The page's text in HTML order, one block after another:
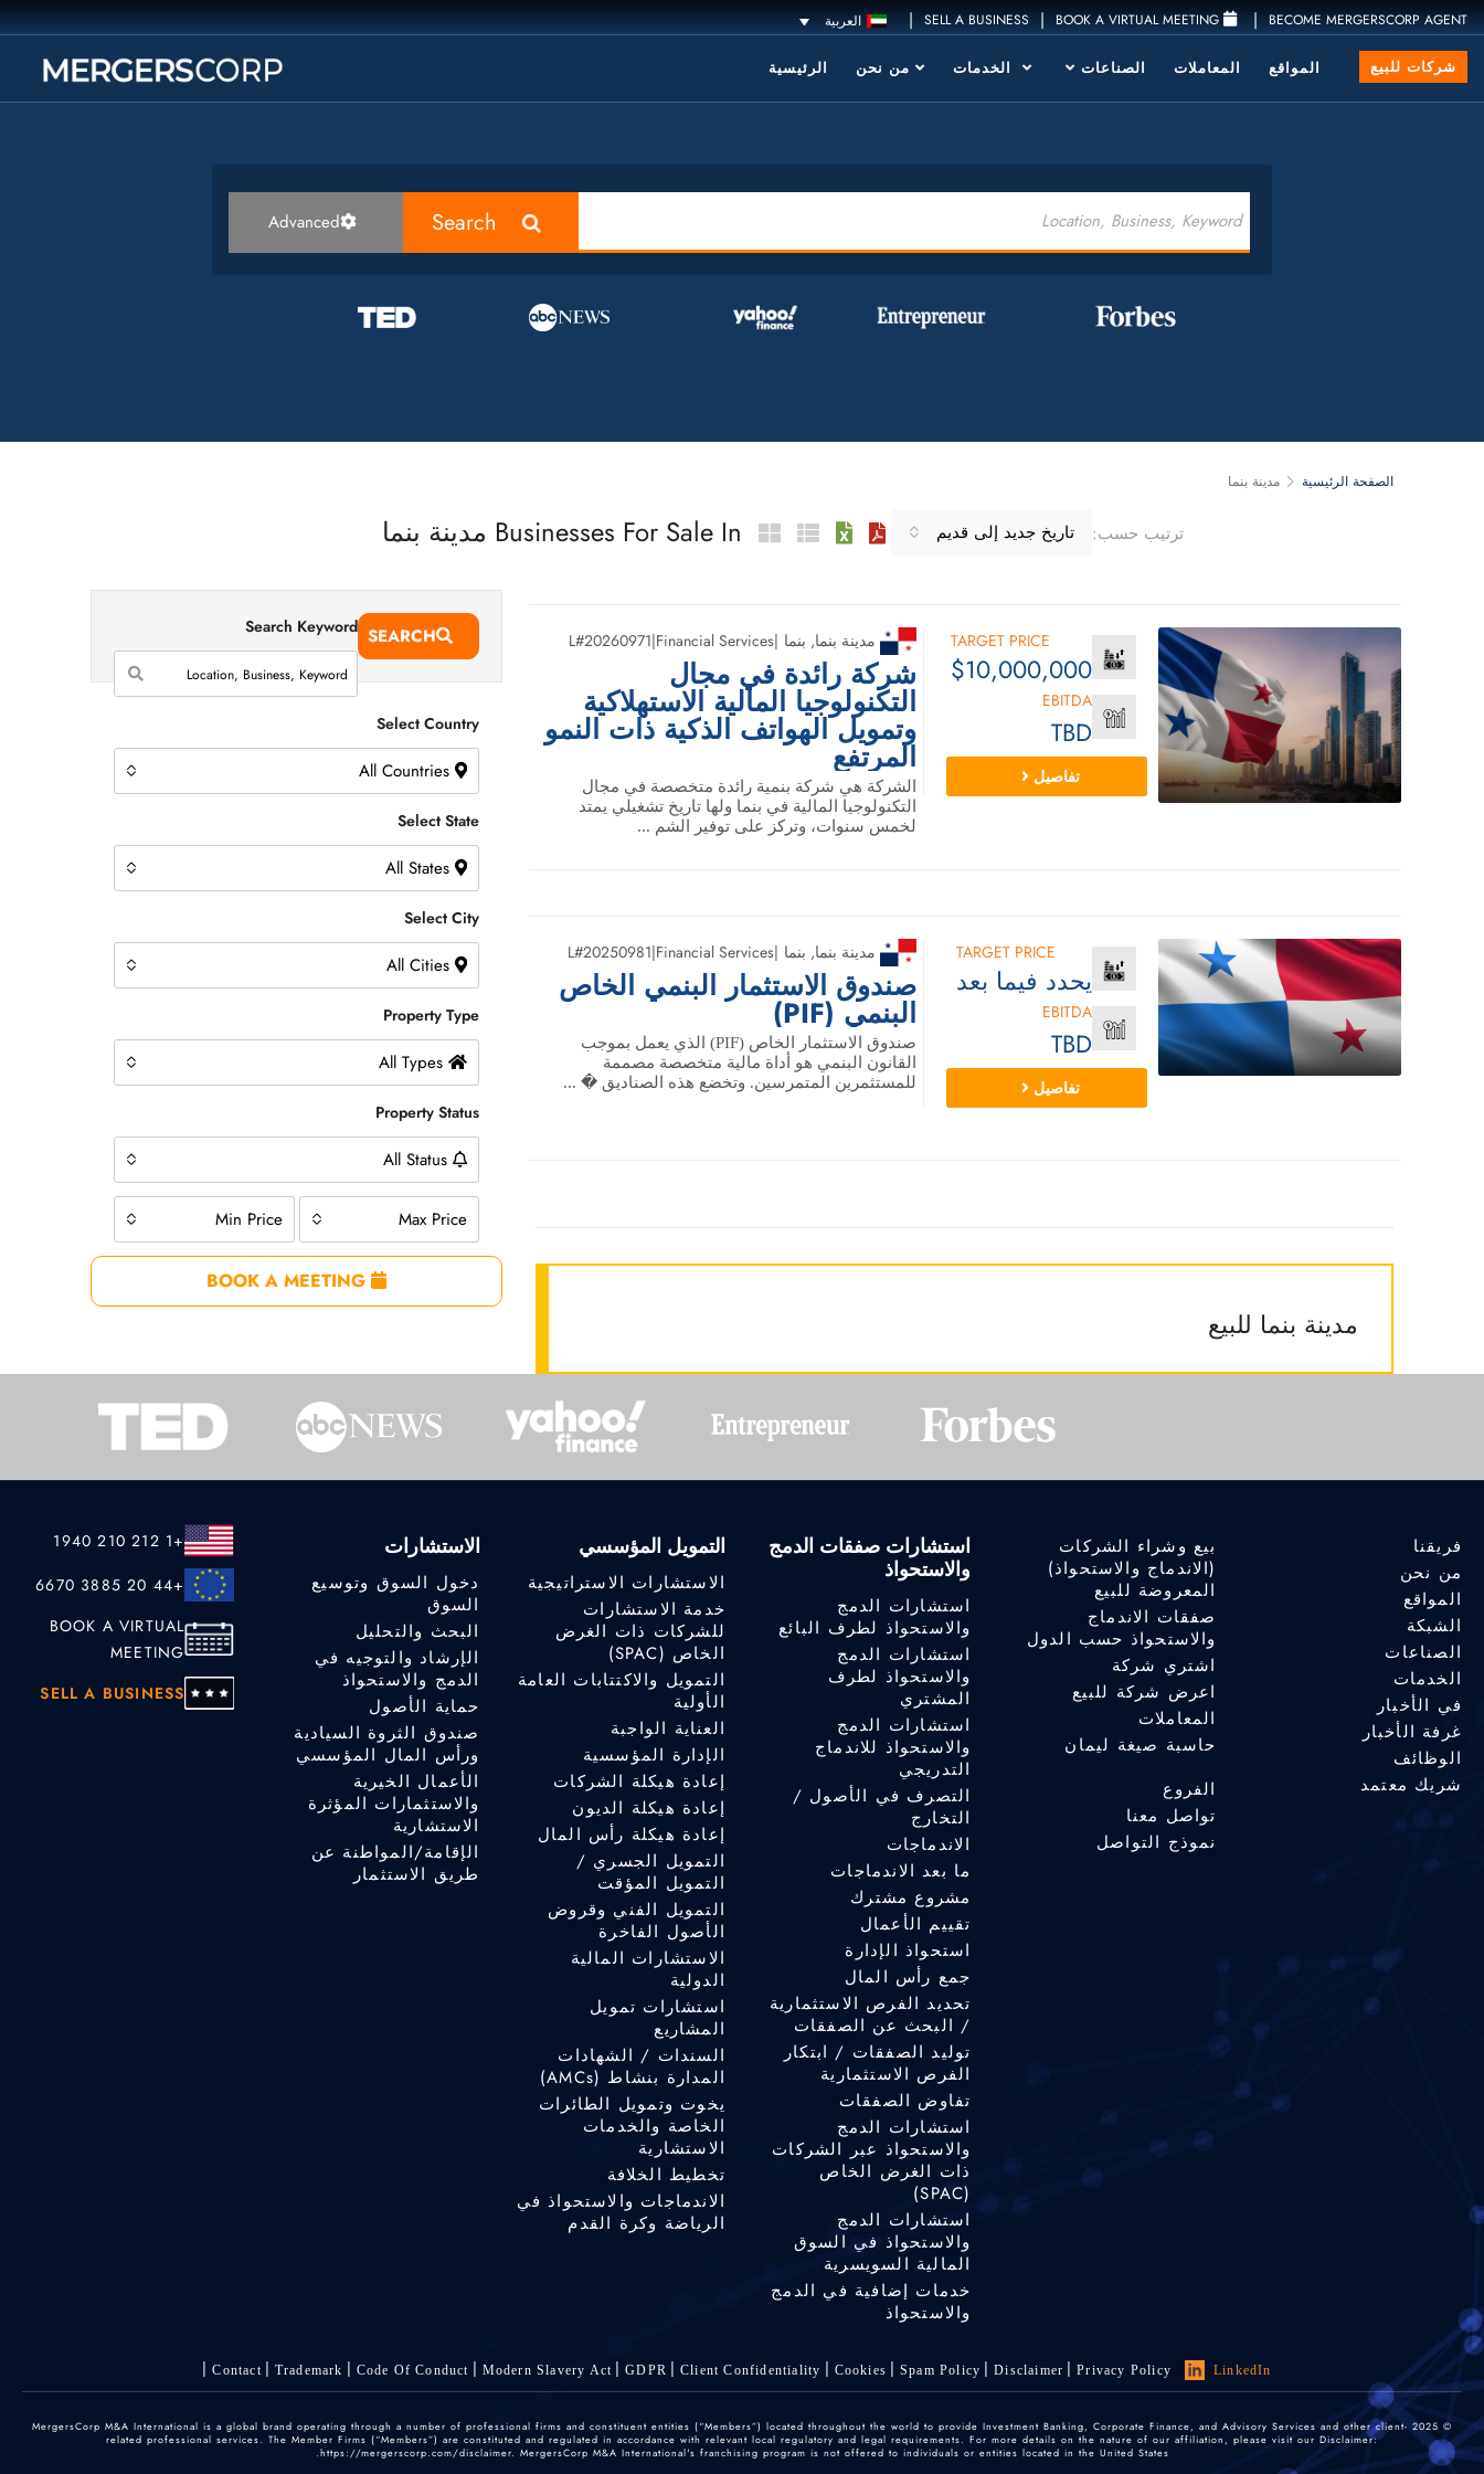
BECOME MERGERSCORP AGENT
|
BOOK A VIRTUAL MEETING
|
SELL A BUSINESS
| العربية
الرئيسية من نحن الخدمات الصناعات المعاملات المواقع شركات للبيع
Search
Advanced
الصفحة الرئيسية مدينة بنما
Businesses For Sale In مدينة بنما ترتيب حسب: تاريخ جديد إلى قديم
مدينة بنما, بنما |
Financial Services
|
L#20260971
شركة رائدة في مجال
التكنولوجيا المالية الاستهلاكية
وتمويل الهواتف الذكية ذات النمو
المرتفع
الشركة هي شركة بنمية رائدة متخصصة في مجال
التكنولوجيا المالية في بنما ولها تاريخ تشغيلي يمتد
لخمس سنوات، وتركز على توفير الشم ...
TARGET PRICE
$10,000,000
EBITDA
TBD
تفاصيل
مدينة بنما, بنما |
Financial Services
|
L#20250981
صندوق الاستثمار البنمي الخاص
البنمي (PIF)
صندوق الاستثمار الخاص (PIF) الذي يعمل بموجب
القانون البنمي هو أداة مالية متخصصة مصممة
للمستثمرين المتمرسين. وتخضع هذه الصناديق � ...
TARGET PRICE
يحدد فيما بعد
EBITDA
TBD
تفاصيل
مدينة بنما للبيع
Search Keyword
Select Country
All Countries
Select State
All States
Select City
All Cities
Property Type
All Types
Property Status
All Status
Min Price Max Price
SEARCH
BOOK A MEETING
فريقنا
من نحن
المواقع
الشبكة
الصناعات
الخدمات
في الأخبار
غرفة الأخبار
الوظائف
شريك معتمد
بيع وشراء الشركات
(الاندماج والاستحواذ)
المعروضة للبيع
صفقات الاندماج
والاستحواذ حسب الدول
اشتري شركة
اعرض شركة للبيع
المعاملات
حاسبة صيغة ليمان
الفروع
تواصل معنا
نموذج التواصل
استشارات صفقات الدمج
والاستحواذ
استشارات الدمج
والاستحواذ لطرف البائع
استشارات الدمج
والاستحواذ لطرف
المشتري
استشارات الدمج
والاستحواذ للاندماج
التدريجي
التصرف في الأصول /
التخارج
الاندماجات
ما بعد الاندماجات
مشروع مشترك
تقييم الأعمال
استحواذ الإدارة
جمع رأس المال
تحديد الفرص الاستثمارية
/ البحث عن الصفقات
توليد الصفقات / ابتكار
الفرص الاستثمارية
تفاوض الصفقات
استشارات الدمج
والاستحواذ عبر الشركات
ذات الغرض الخاص
(SPAC)
استشارات الدمج
والاستحواذ في السوق
المالية السويسرية
خدمات إضافية في الدمج
والاستحواذ
التمويل المؤسسي
الاستشارات الاستراتيجية
خدمة الاستشارات
للشركات ذات الغرض
الخاص (SPAC)
التمويل والاكتتابات العامة
الأولية
العناية الواجبة
الإدارة المؤسسية
إعادة هيكلة الشركات
إعادة هيكلة الديون
إعادة هيكلة رأس المال
التمويل الجسري /
التمويل المؤقت
التمويل الفني وقروض
الأصول الفاخرة
الاستشارات المالية
الدولية
استشارات تمويل
المشاريع
السندات / الشهادات
المدارة بنشاط (AMCs)
يخوت وتمويل الطائرات
الخاصة والخدمات
الاستشارية
تخطيط الخلافة
الاندماجات والاستحواذ في
الرياضة وكرة القدم
الاستشارات
دخول السوق وتوسيع
السوق
البحث والتحليل
الإرشاد والتوجيه في
الدمج والاستحواذ
حماية الأصول
صندوق الثروة السيادية
ورأس المال المؤسسي
الأعمال الخيرية
والاستثمارات المؤثرة
الاستشارية
الإقامة/المواطنة عن
طريق الاستثمار
+1 212 210 1940
+44 20 3885 6670
BOOK A VIRTUAL
MEETING
SELL A BUSINESS
LinkedIn
Privacy Policy
Disclaimer
Spam Policy
Cookies
Client Confidentiality
GDPR
Modern Slavery Act
Code Of Conduct
Trademark
Contact
© 2025 MergersCorp M&A International is a global brand operating through a number of professional firms and constituent entities (“Members”) located throughout the world to provide Investment Banking, Corporate Finance, and Advisory Services and other client-
related professional services. The Member Firms (“Members”) are constituted and regulated in accordance with relevant local regulatory and legal requirements. For more details on the nature of our affiliation, please visit our Disclaimer:
https://mergerscorp.com/disclaimer. MergersCorp M&A International's franchising program is not offered to individuals or entities located in the United States.